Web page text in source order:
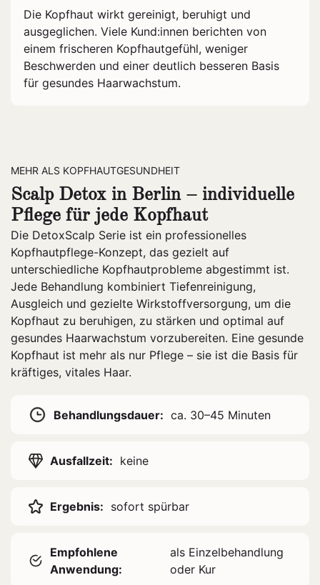
Die Kopfhaut wirkt gereinigt, beruhigt und
ausgeglichen. Viele Kund:innen berichten von
einem frischeren Kopfhautgefühl, weniger
Beschwerden und einer deutlich besseren Basis
für gesundes Haarwachstum.
MEHR ALS KOPFHAUTGESUNDHEIT
Scalp Detox in Berlin – individuelle
Pflege für jede Kopfhaut
Die DetoxScalp Serie ist ein professionelles
Kopfhautpflege-Konzept, das gezielt auf
unterschiedliche Kopfhautprobleme abgestimmt ist.
Jede Behandlung kombiniert Tiefenreinigung,
Ausgleich und gezielte Wirkstoffversorgung, um die
Kopfhaut zu beruhigen, zu stärken und optimal auf
gesundes Haarwachstum vorzubereiten. Eine gesunde
Kopfhaut ist mehr als nur Pflege – sie ist die Basis für
kräftiges, vitales Haar.
Behandlungsdauer: ca. 30–45 Minuten
Ausfallzeit: keine
Ergebnis: sofort spürbar
Empfohlene
Anwendung:
als Einzelbehandlung
oder Kur